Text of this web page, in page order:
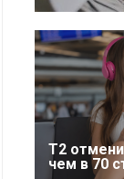
Т2
чем в 70